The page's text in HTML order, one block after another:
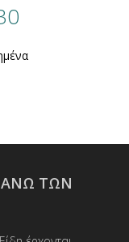
είναι:
ΑΝΩ ΤΩΝ